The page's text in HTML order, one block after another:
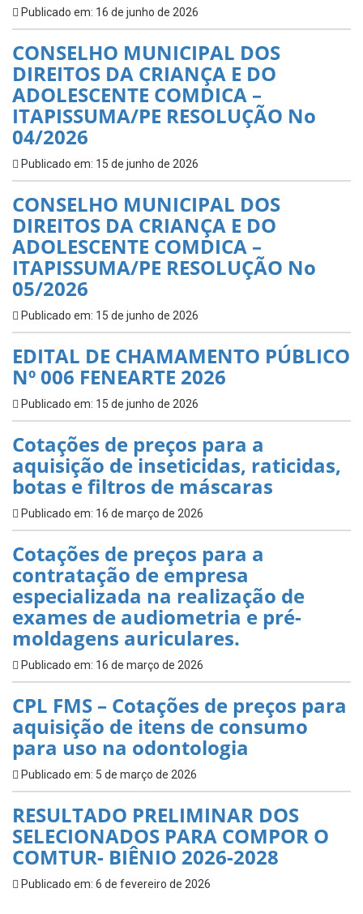
Publicado em: 16 de junho de 2026
CONSELHO MUNICIPAL DOS
DIREITOS DA CRIANÇA E DO
ADOLESCENTE COMDICA –
ITAPISSUMA/PE RESOLUÇÃO No
04/2026
Publicado em: 15 de junho de 2026
CONSELHO MUNICIPAL DOS
DIREITOS DA CRIANÇA E DO
ADOLESCENTE COMDICA –
ITAPISSUMA/PE RESOLUÇÃO No
05/2026
Publicado em: 15 de junho de 2026
EDITAL DE CHAMAMENTO PÚBLICO
Nº 006 FENEARTE 2026
Publicado em: 15 de junho de 2026
Cotações de preços para a
aquisição de inseticidas, raticidas,
botas e filtros de máscaras
Publicado em: 16 de março de 2026
Cotações de preços para a
contratação de empresa
especializada na realização de
exames de audiometria e pré-
moldagens auriculares.
Publicado em: 16 de março de 2026
CPL FMS – Cotações de preços para
aquisição de itens de consumo
para uso na odontologia
Publicado em: 5 de março de 2026
RESULTADO PRELIMINAR DOS
SELECIONADOS PARA COMPOR O
COMTUR- BIÊNIO 2026-2028
Publicado em: 6 de fevereiro de 2026